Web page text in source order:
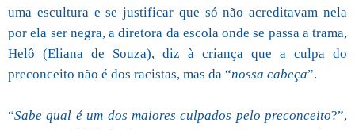
uma escultura e se justificar que só não acreditavam nela
por ela ser negra, a diretora da escola onde se passa a trama,
Helô (Eliana de Souza), diz à criança que a culpa do
preconceito não é dos racistas, mas da “nossa cabeça”.
“Sabe qual é um dos maiores culpados pelo preconceito?”,